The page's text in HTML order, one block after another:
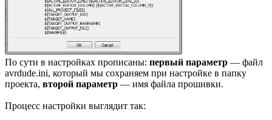
По сути в настройках прописаны: первый параметр — файл
avrdude.ini, который мы сохраняем при настройке в папку
проекта, второй параметр — имя файла прошивки.
Процесс настройки выглядит так: